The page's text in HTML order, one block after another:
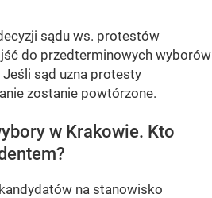
sądu ws. protestów
do przedterminowych wyborów
sąd uzna protesty
zostanie powtórzone.
w Krakowie. Kto
na stanowisko